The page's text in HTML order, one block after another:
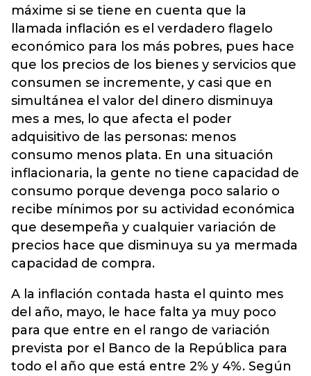
máxime si se tiene en cuenta que la
llamada inflación es el verdadero flagelo
económico para los más pobres, pues hace
que los precios de los bienes y servicios que
consumen se incremente, y casi que en
simultánea el valor del dinero disminuya
mes a mes, lo que afecta el poder
adquisitivo de las personas: menos
consumo menos plata. En una situación
inflacionaria, la gente no tiene capacidad de
consumo porque devenga poco salario o
recibe mínimos por su actividad económica
que desempeña y cualquier variación de
precios hace que disminuya su ya mermada
capacidad de compra.
A la inflación contada hasta el quinto mes
del año, mayo, le hace falta ya muy poco
para que entre en el rango de variación
prevista por el Banco de la República para
todo el año que está entre 2% y 4%. Según